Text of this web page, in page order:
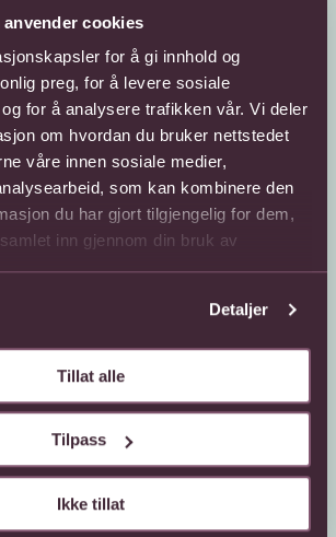
cookies
for å gi innhold og
preg, for å levere sosiale
for å analysere trafikken vår. Vi deler
om hvordan du bruker nettstedet
våre innen sosiale medier,
som kan kombinere den
du har gjort tilgjengelig for dem,
inn gjennom din bruk av
Detaljer
Tillat alle
Tilpass
Ikke tillat
Sende blomster
800 40 400
Mandag - fredag
08:00 - 18:00
Sende blomster til
utlandet
Gavekort